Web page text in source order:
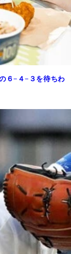
６−４−３を待ちわ